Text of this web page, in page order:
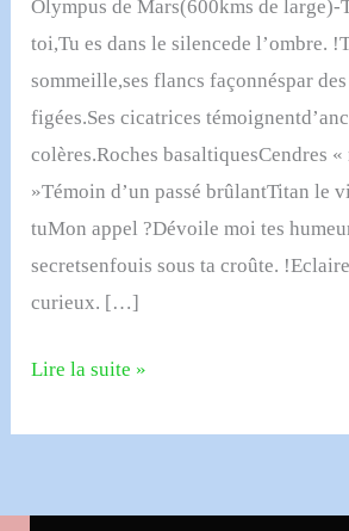
Olympus de Mars(600kms de
toi,Tu es dans le silencede l’ombre.
sommeille,ses flancs façonnéspar
figées.Ses cicatrices
colères.Roches basaltiquesCendres
»Témoin d’un passé brûlantTitan le
tuMon appel ?Dévoile moi tes
secretsenfouis sous ta croûte.
curieux. […]
Olympus
Lire la suite »